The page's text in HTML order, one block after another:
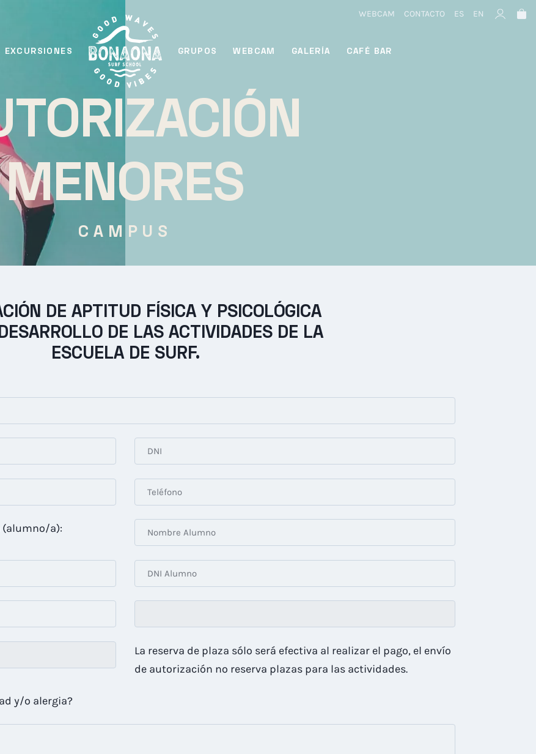
WEBCAM CONTACTO ES EN
EXCURSIONES GRUPOS WEBCAM GALERÍA CAFÉ BAR
MENORES
CAMPUS
DE APTITUD FÍSICA Y PSICOLÓGICA
DE LAS ACTIVIDADES DE LA
ESCUELA DE SURF.
(alumno/a):
La reserva de plaza sólo será efectiva al realizar el pago, el envío
de autorización no reserva plazas para las actividades.
y/o alergia?